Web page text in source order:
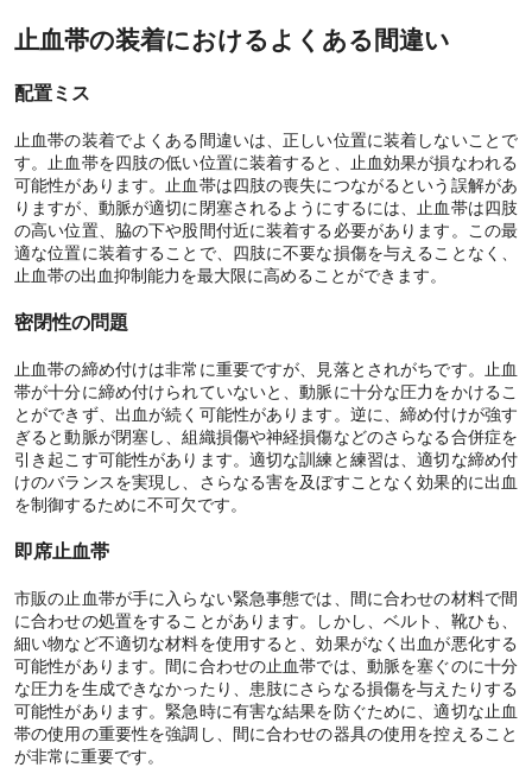
止血帯の装着におけるよくある間違い
配置ミス
止血帯の装着でよくある間違いは、正しい位置に装着しないことで
す。止血帯を四肢の低い位置に装着すると、止血効果が損なわれる
可能性があります。止血帯は四肢の喪失につながるという誤解があ
りますが、動脈が適切に閉塞されるようにするには、止血帯は四肢
の高い位置、脇の下や股間付近に装着する必要があります。この最
適な位置に装着することで、四肢に不要な損傷を与えることなく、
止血帯の出血抑制能力を最大限に高めることができます。
密閉性の問題
止血帯の締め付けは非常に重要ですが、見落とされがちです。止血
帯が十分に締め付けられていないと、動脈に十分な圧力をかけるこ
とができず、出血が続く可能性があります。逆に、締め付けが強す
ぎると動脈が閉塞し、組織損傷や神経損傷などのさらなる合併症を
引き起こす可能性があります。適切な訓練と練習は、適切な締め付
けのバランスを実現し、さらなる害を及ぼすことなく効果的に出血
を制御するために不可欠です。
即席止血帯
市販の止血帯が手に入らない緊急事態では、間に合わせの材料で間
に合わせの処置をすることがあります。しかし、ベルト、靴ひも、
細い物など不適切な材料を使用すると、効果がなく出血が悪化する
可能性があります。間に合わせの止血帯では、動脈を塞ぐのに十分
な圧力を生成できなかったり、患肢にさらなる損傷を与えたりする
可能性があります。緊急時に有害な結果を防ぐために、適切な止血
帯の使用の重要性を強調し、間に合わせの器具の使用を控えること
が非常に重要です。